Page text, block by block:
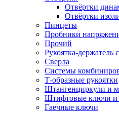
Отвёртки
Отвёртки
Пинцеты
Пробники
Прочий
Рукоятка-держатель
Сверла
Системы
Т-образные рукоятки
Штангенциркули и
Штифтовые ключи и
Гаечные ключи